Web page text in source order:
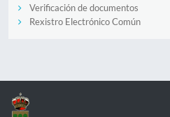
Verificación de documentos
Rexistro Electrónico Común